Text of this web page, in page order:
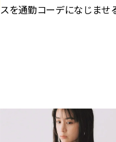
スを通勤コーデになじませ
抜